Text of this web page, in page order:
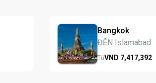
Bangkok
ĐẾN Islamabad
TừVND 7,417,392